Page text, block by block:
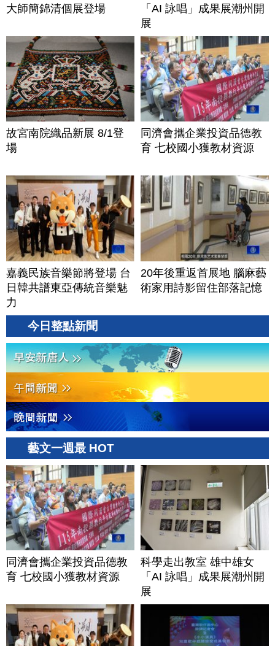
大師簡錦清個展登場
「AI 詠唱」成果展潮州開
展
故宮南院織品新展 8/1登
場
同濟會攜企業投資品德教
育 七校國小獲教材資源
嘉義民族音樂節將登場 台
日韓共譜東亞傳統音樂魅
力
20年後重返首展地 腦麻藝
術家用詩影留住部落記憶
今日整點新聞
藝文一週最 HOT
同濟會攜企業投資品德教
育 七校國小獲教材資源
科學走出教室 雄中雄女
「AI 詠唱」成果展潮州開
展